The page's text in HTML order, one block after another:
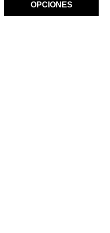
OPCIONES